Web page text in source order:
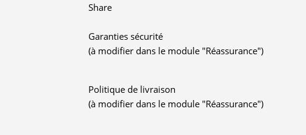
Share
Garanties sécurité
(à modifier dans le module "Réassurance")
Politique de livraison
(à modifier dans le module "Réassurance")